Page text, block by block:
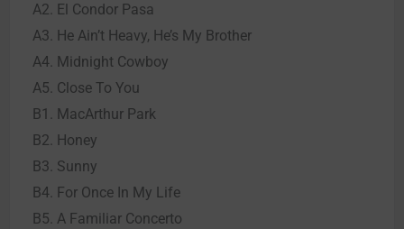
A2. El Condor Pasa
A3. He Ain’t Heavy, He’s My Brother
A4. Midnight Cowboy
A5. Close To You
B1. MacArthur Park
B2. Honey
B3. Sunny
B4. For Once In My Life
B5. A Familiar Concerto